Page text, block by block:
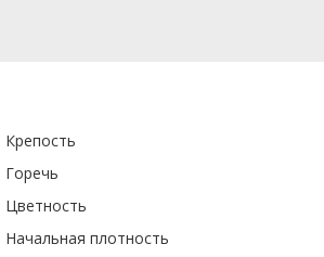
Крепость
Горечь
Цветность
Начальная плотность